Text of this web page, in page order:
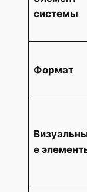
системы
Формат
е